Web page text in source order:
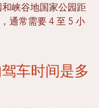
峡谷地国家公园距
通常需要 4 至 5 小
车时间是多